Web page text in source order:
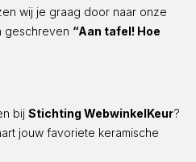
wij je graag door naar onze
geschreven “Aan tafel! Hoe
bij Stichting WebwinkelKeur?
jouw favoriete keramische